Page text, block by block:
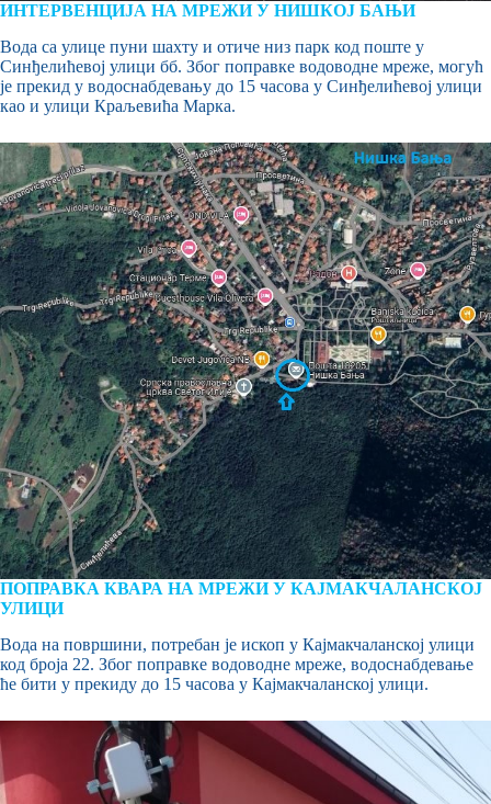
ИНТЕРВЕНЦИЈА НА МРЕЖИ У НИШКОЈ БАЊИ
Вода са улице пуни шахту и отиче низ парк код поште у
Синђелићевој улици бб. Због поправке водоводне мреже, могућ
је прекид у водоснабдевању до 15 часова у Синђелићевој улици
као и улици Краљевића Марка.
ПОПРАВКА КВАРА НА МРЕЖИ У КАЈМАКЧАЛАНСКОЈ
УЛИЦИ
Вода на површини, потребан је ископ у Кајмакчаланској улици
код броја 22. Због поправке водоводне мреже, водоснабдевање
ће бити у прекиду до 15 часова у Кајмакчаланској улици.